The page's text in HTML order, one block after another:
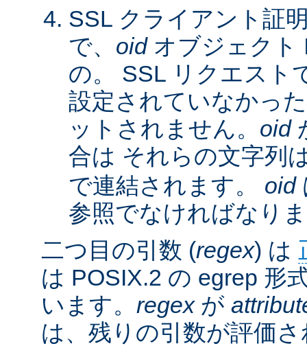
SSL クライアント証
で、 oidオブジェクト
の。 SSL リクエスト
設定されていなかっ
ットされません。 oid
合は それらの文字列
で連結されます。 oid
参照でなければなり
二つ目の引数 (regex) は
は POSIX.2 の egrep 形
います。 regexが
は、残りの引数が評価